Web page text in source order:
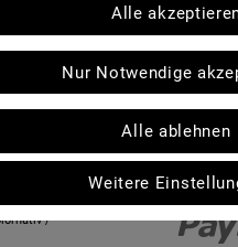
/
Alle
Nur Notwendige
Alle ablehnen
Weitere